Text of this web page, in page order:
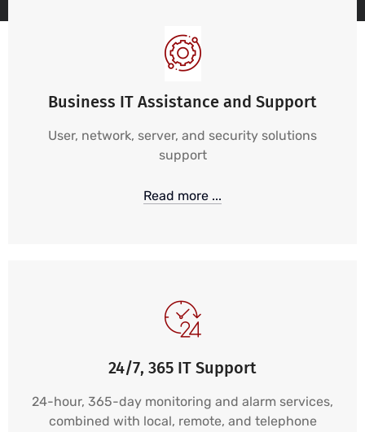
Business IT Assistance and Support
User, network, server, and security solutions
support
Read more ...
24/7, 365 IT Support
24-hour, 365-day monitoring and alarm services,
combined with local, remote, and telephone